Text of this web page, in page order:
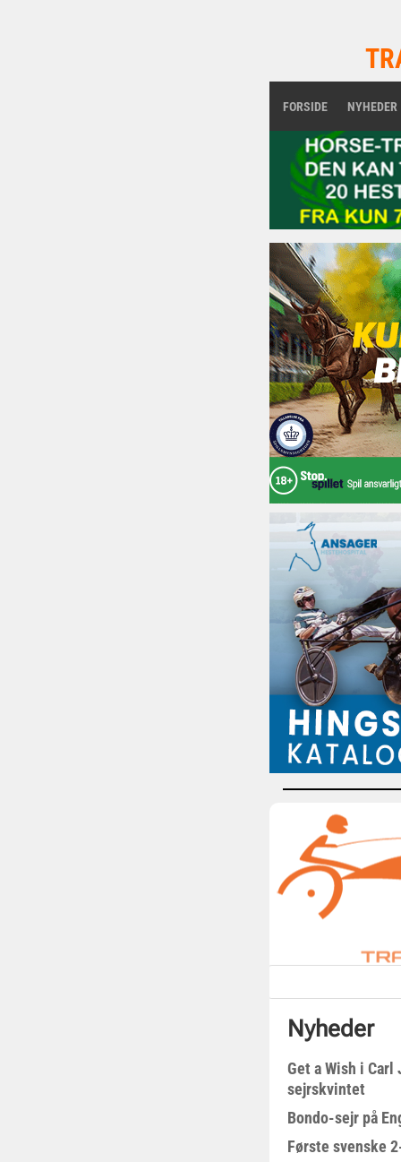
FORSIDE NYHEDER
Nyheder
Get a Wish i Carl
sejrskvintet
Bondo-sejr på
Første svenske